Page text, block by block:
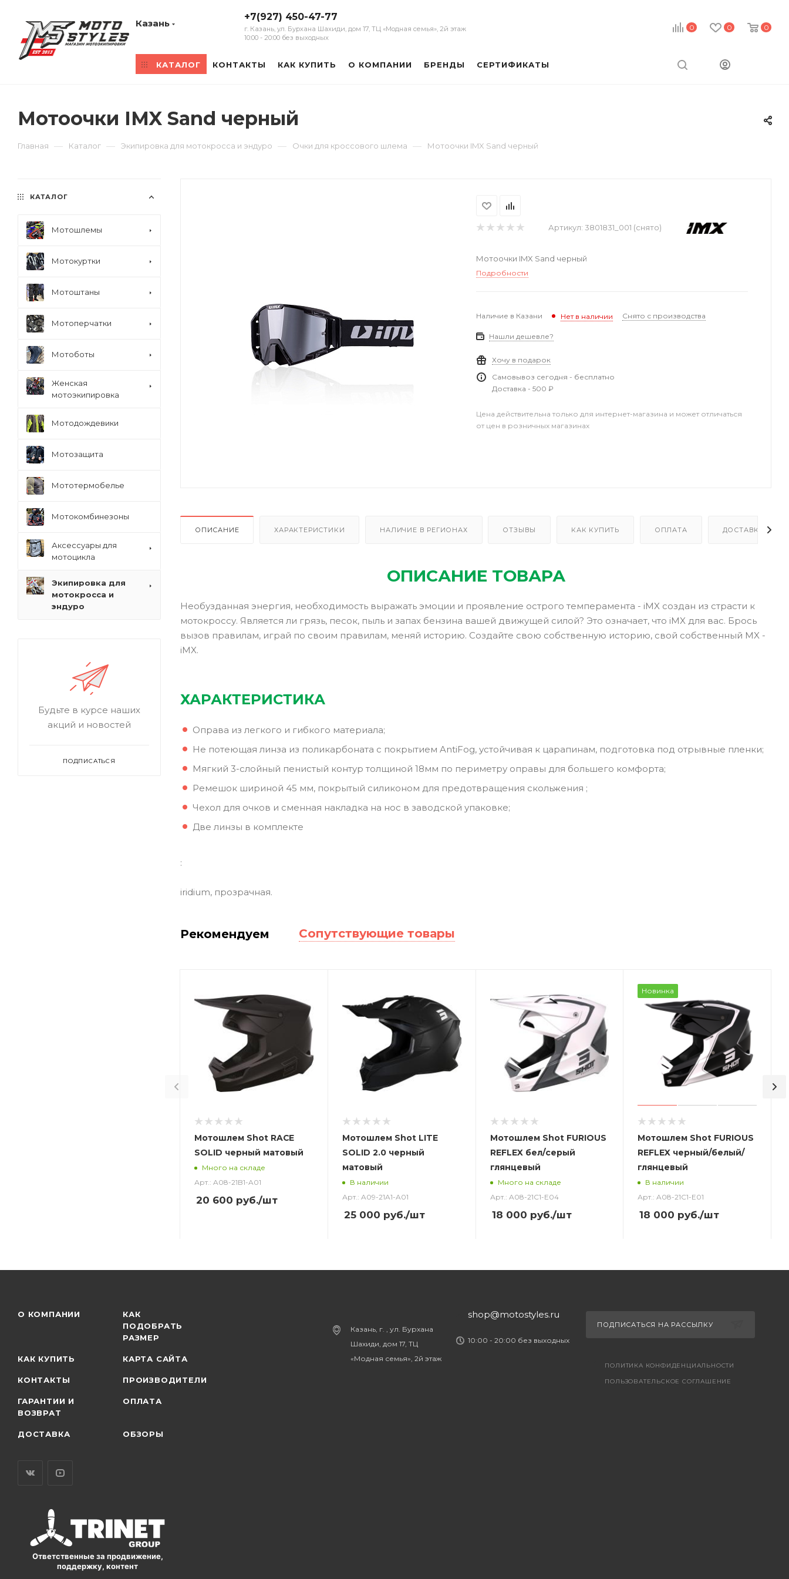
0 0 0
Казань
+7(927) 450-47-77
г. Казань, ул. Бурхана Шахиди, дом 17, ТЦ «Модная семья», 2й этаж
10:00 - 20:00 без выходных
КАТАЛОГ КОНТАКТЫ КАК КУПИТЬ О КОМПАНИИ БРЕНДЫ СЕРТИФИКАТЫ
Мотоочки IMX Sand черный
Главная — Каталог — Экипировка для мотокросса и эндуро — Очки для кроссового шлема — Мотоочки IMX Sand черный
Артикул: 3801831_001 (снято)
Мотоочки IMX Sand черный
Подробности
Наличие в Казани Нет в наличии Снято с производства
Нашли дешевле?
Хочу в подарок
Самовывоз сегодня - бесплатно
Доставка - 500 ₽
Цена действительна только для интернет-магазина и может отличаться
от цен в розничных магазинах
ОПИСАНИЕ ХАРАКТЕРИСТИКИ НАЛИЧИЕ В РЕГИОНАХ ОТЗЫВЫ КАК КУПИТЬ ОПЛАТА ДОСТАВКА
ОПИСАНИЕ ТОВАРА
Необузданная энергия, необходимость выражать эмоции и проявление острого темперамента - iMX создан из страсти к
мотокроссу. Является ли грязь, песок, пыль и запах бензина вашей движущей силой? Это означает, что iMX для вас. Брось
вызов правилам, играй по своим правилам, меняй историю. Создайте свою собственную историю, свой собственный MX -
iMX.
ХАРАКТЕРИСТИКА
Оправа из легкого и гибкого материала;
Не потеющая линза из поликарбоната с покрытием AntiFog, устойчивая к царапинам, подготовка под отрывные пленки;
Мягкий 3-слойный пенистый контур толщиной 18мм по периметру оправы для большего комфорта;
Ремешок шириной 45 мм, покрытый силиконом для предотвращения скольжения ;
Чехол для очков и сменная накладка на нос в заводской упаковке;
Две линзы в комплекте
:
iridium, прозрачная.
Рекомендуем Сопутствующие товары
Мотошлем Shot RACE
SOLID черный матовый
Много на складе
Арт.: A08-21B1-A01
20 600 руб./шт
Мотошлем Shot LITE
SOLID 2.0 черный
матовый
В наличии
Арт.: A09-21A1-A01
25 000 руб./шт
Мотошлем Shot FURIOUS
REFLEX бел/серый
глянцевый
Много на складе
Арт.: A08-21C1-E04
18 000 руб./шт
Новинка
Мотошлем Shot FURIOUS
REFLEX черный/белый/
глянцевый
В наличии
Арт.: A08-21C1-E01
18 000 руб./шт
КАТАЛОГ
Мотошлемы
Мотокуртки
Мотоштаны
Мотоперчатки
Мотоботы
Женская
мотоэкипировка
Мотодождевики
Мотозащита
Мототермобелье
Мотокомбинезоны
Аксессуары для
мотоцикла
Экипировка для
мотокросса и
эндуро
Будьте в курсе наших
акций и новостей
ПОДПИСАТЬСЯ
О КОМПАНИИ
КАК
ПОДОБРАТЬ
РАЗМЕР
КАК КУПИТЬ КАРТА САЙТА
КОНТАКТЫ ПРОИЗВОДИТЕЛИ
ГАРАНТИИ И
ВОЗВРАТ
ОПЛАТА
ДОСТАВКА ОБЗОРЫ
Ответственные за продвижение,
поддержку, контент
Казань, г. , ул. Бурхана
Шахиди, дом 17, ТЦ
«Модная семья», 2й этаж
shop@motostyles.ru
10:00 - 20:00 без выходных
ПОДПИСАТЬСЯ НА РАССЫЛКУ
ПОЛИТИКА КОНФИДЕНЦИАЛЬНОСТИ
ПОЛЬЗОВАТЕЛЬСКОЕ СОГЛАШЕНИЕ